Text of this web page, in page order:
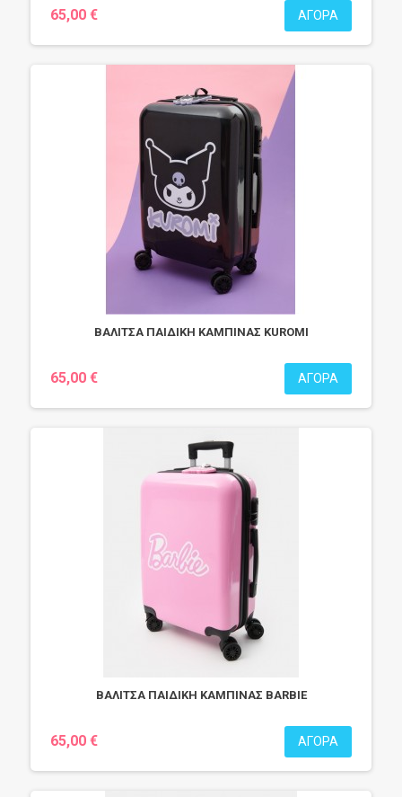
65,00 € ΑΓΟΡΆ
ΒΑΛΙΤΣΑ ΠΑΙΔΙΚΗ ΚΑΜΠΙΝΑΣ KUROMI
65,00 € ΑΓΟΡΆ
ΒΑΛΙΤΣΑ ΠΑΙΔΙΚΗ ΚΑΜΠΙΝΑΣ BARBIE
65,00 € ΑΓΟΡΆ